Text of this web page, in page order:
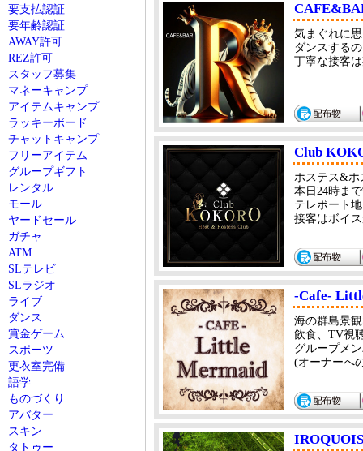
要支払認証
要年齢認証
AWAY許可
REZ許可
スタッフ募集
マネーキャンプ
アイテムキャンプ
ラッキーボード
チャットキャンプ
フリーアイテム
グループギフト
レンタル
モール
ヤードセール
ガチャ
ATM
SLテレビ
SLラジオ
ライブ
ダンス
賞金ゲーム
スポーツ
更衣室完備
語学
ものづくり
アバター
スキン
タトゥー
気まぐれに
ダンスする
丁寧な接客
Club
ホステス&
本日24時ま
テレポート
接客はボイ
-Cafe-
海の群島景
飲食、TV視
グループメ
(オーナーへ
IROQUOIS